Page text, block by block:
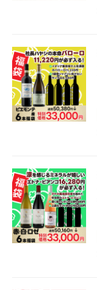
【限
2025.08.20 【実録
2025.07.30 新しい
2025.07.19 【お詫
2025.07.01 【最大
2025.04.24
飲まな
ァル【
2025.04.16 【発売
2025.04.15 出荷ス
【初
ーズ